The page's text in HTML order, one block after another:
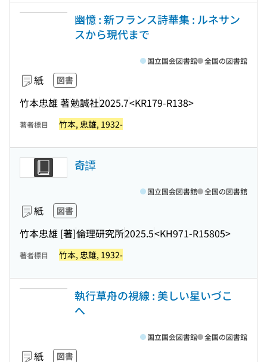
幽憶 : 新フランス詩華集 : ルネサン
スから現代まで
紙 図書
竹本忠雄 著勉誠社2025.7<KR179-R138>
国立国会図書館 全国の図書館
著者標目 竹本, 忠雄, 1932-
奇譚
紙 図書
竹本忠雄 [著]倫理研究所2025.5<KH971-R15805>
国立国会図書館 全国の図書館
著者標目 竹本, 忠雄, 1932-
執行草舟の視線 : 美しい星いづこ
へ
紙 図書
国立国会図書館 全国の図書館